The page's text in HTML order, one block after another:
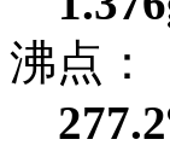
沸点：